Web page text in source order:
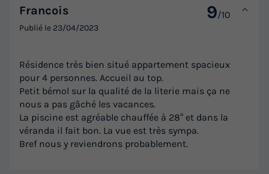
Francois 9/10
Publié le 23/04/2023
Résidence très bien situé appartement spacieux
pour 4 personnes. Accueil au top.
Petit bémol sur la qualité de la literie mais ça ne
nous a pas gâché les vacances.
La piscine est agréable chauffée à 28° et dans la
véranda il fait bon. La vue est très sympa.
Bref nous y reviendrons probablement.